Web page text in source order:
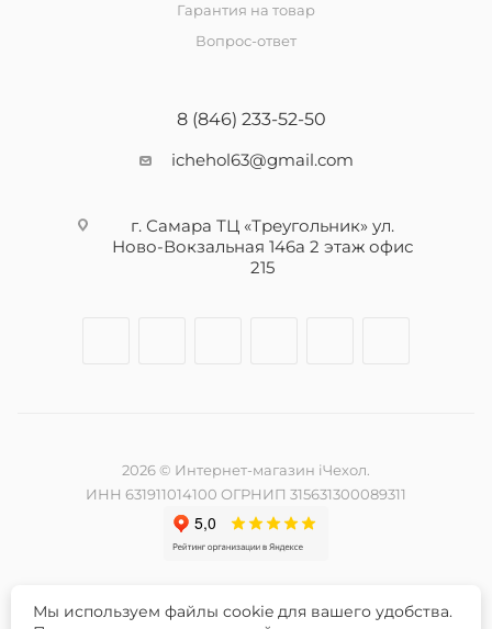
Гарантия на товар
Вопрос-ответ
8 (846) 233-52-50
ichehol63@gmail.com
г. Самара ТЦ «Треугольник» ул.
Ново-Вокзальная 146а 2 этаж офис
215
2026 © Интернет-магазин iЧехол.
ИНН 631911014100 ОГРНИП 315631300089311
Мы используем файлы cookie для вашего удобства.